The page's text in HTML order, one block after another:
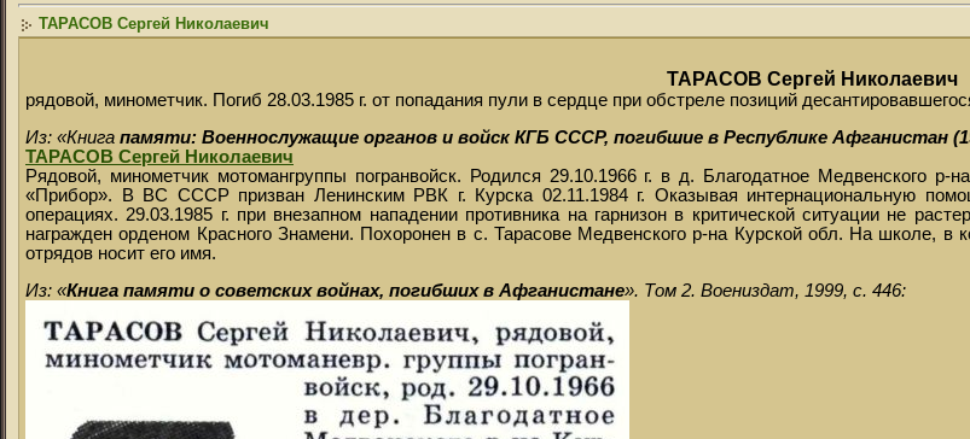
ТАРАСОВ Сергей Николаевич
ТАРАСОВ Сергей Николаевич
рядовой, минометчик. Погиб 28.03.1985 г. от попадания пули в сердце при обстреле позиций
Из: «Книга памяти: Военнослужащие органов и войск КГБ СССР, погибшие в Республике Афганистан
ТАРАСОВ Сергей Николаевич
Рядовой, минометчик мотомангруппы погранвойск. Родился 29.10.1966 г. в д. Благодатное Медвенского
«Прибор». В ВС СССР призван Ленинским РВК г. Курска 02.11.1984 г. Оказывая интернациональную
операциях. 29.03.1985 г. при внезапном нападении противника на гарнизон в критической ситуации не
награжден орденом Красного Знамени. Похоронен в с. Тарасове Медвенского р-на Курской обл. На школе, в
отрядов носит его имя.
Из: «Книга памяти о советских войнах, погибших в Афганистане». Том 2. Воениздат, 1999, с. 446: